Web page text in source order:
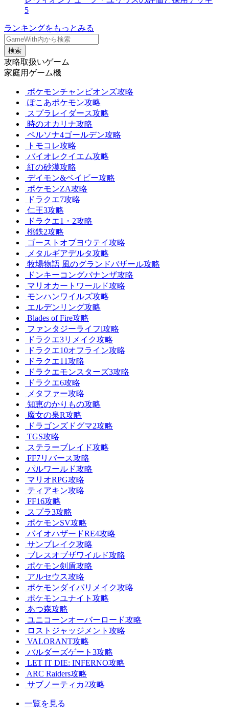
5
ランキングをもっとみる
検索
攻略取扱いゲーム
家庭用ゲーム機
ポケモンチャンピオンズ攻略
ぽこあポケモン攻略
スプラレイダース攻略
時のオカリナ攻略
ペルソナ4ゴールデン攻略
トモコレ攻略
バイオレクイエム攻略
紅の砂漠攻略
デイモン&ベイビー攻略
ポケモンZA攻略
ドラクエ7攻略
仁王3攻略
ドラクエ1・2攻略
桃鉄2攻略
ゴーストオブヨウテイ攻略
メタルギアデルタ攻略
牧場物語 風のグランドバザール攻略
ドンキーコングバナンザ攻略
マリオカートワールド攻略
モンハンワイルズ攻略
エルデンリング攻略
Blades of Fire攻略
ファンタジーライフi攻略
ドラクエ3リメイク攻略
ドラクエ10オフライン攻略
ドラクエ11攻略
ドラクエモンスターズ3攻略
ドラクエ6攻略
メタファー攻略
知恵のかりもの攻略
魔女の泉R攻略
ドラゴンズドグマ2攻略
TGS攻略
ステラーブレイド攻略
FF7リバース攻略
パルワールド攻略
マリオRPG攻略
ティアキン攻略
FF16攻略
スプラ3攻略
ポケモンSV攻略
バイオハザードRE4攻略
サンブレイク攻略
ブレスオブザワイルド攻略
ポケモン剣盾攻略
アルセウス攻略
ポケモンダイパリメイク攻略
ポケモンユナイト攻略
あつ森攻略
ユニコーンオーバーロード攻略
ロストジャッジメント攻略
VALORANT攻略
バルダーズゲート3攻略
LET IT DIE: INFERNO攻略
ARC Raiders攻略
サブノーティカ2攻略
一覧を見る